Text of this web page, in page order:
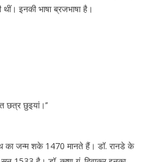
थीं। इनकी भाषा ब्रजभाषा है।
छत्र छुइयां।’’
का जन्म शके 1470 मानते हैं। डॉ. रानडे के